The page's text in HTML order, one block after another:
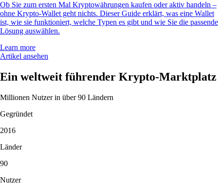
Ob Sie zum ersten Mal Kryptowährungen kaufen oder aktiv handeln –
ohne Krypto-Wallet geht nichts. Dieser Guide erklärt, was eine Wallet
ist, wie sie funktioniert, welche Typen es gibt und wie Sie die passende
Lösung auswählen.
Learn more
Artikel ansehen
Ein weltweit führender Krypto-Marktplatz
Millionen Nutzer in über 90 Ländern
Gegründet
2016
Länder
90
Nutzer